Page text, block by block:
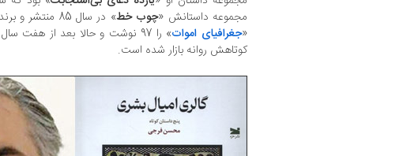
مجموعه داستانش «چوب خط
» در سال 85
«جغرافیای اموات
» را 97 نوشت و حالا بعد از هفت
کوتاهش روانه بازار شده است.